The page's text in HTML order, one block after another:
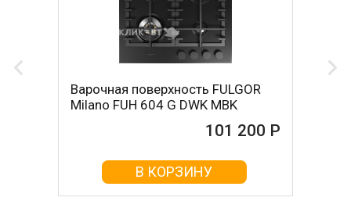
Варочная поверхность FULGOR
Milano FUH 604 G DWK MBK
101 200 Р
В КОРЗИНУ